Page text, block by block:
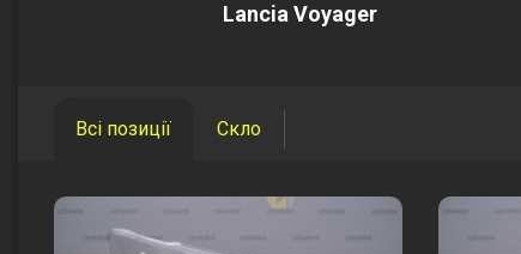
Lancia Voyager
Всі позиції Скло